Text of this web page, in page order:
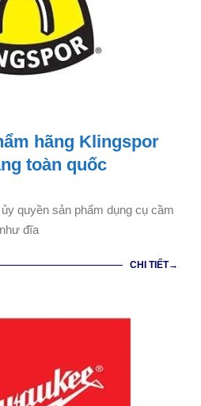
hãng Klingspor
toàn quốc
quyền sản phẩm dụng cụ cầm
đĩa
CHI TIẾT→